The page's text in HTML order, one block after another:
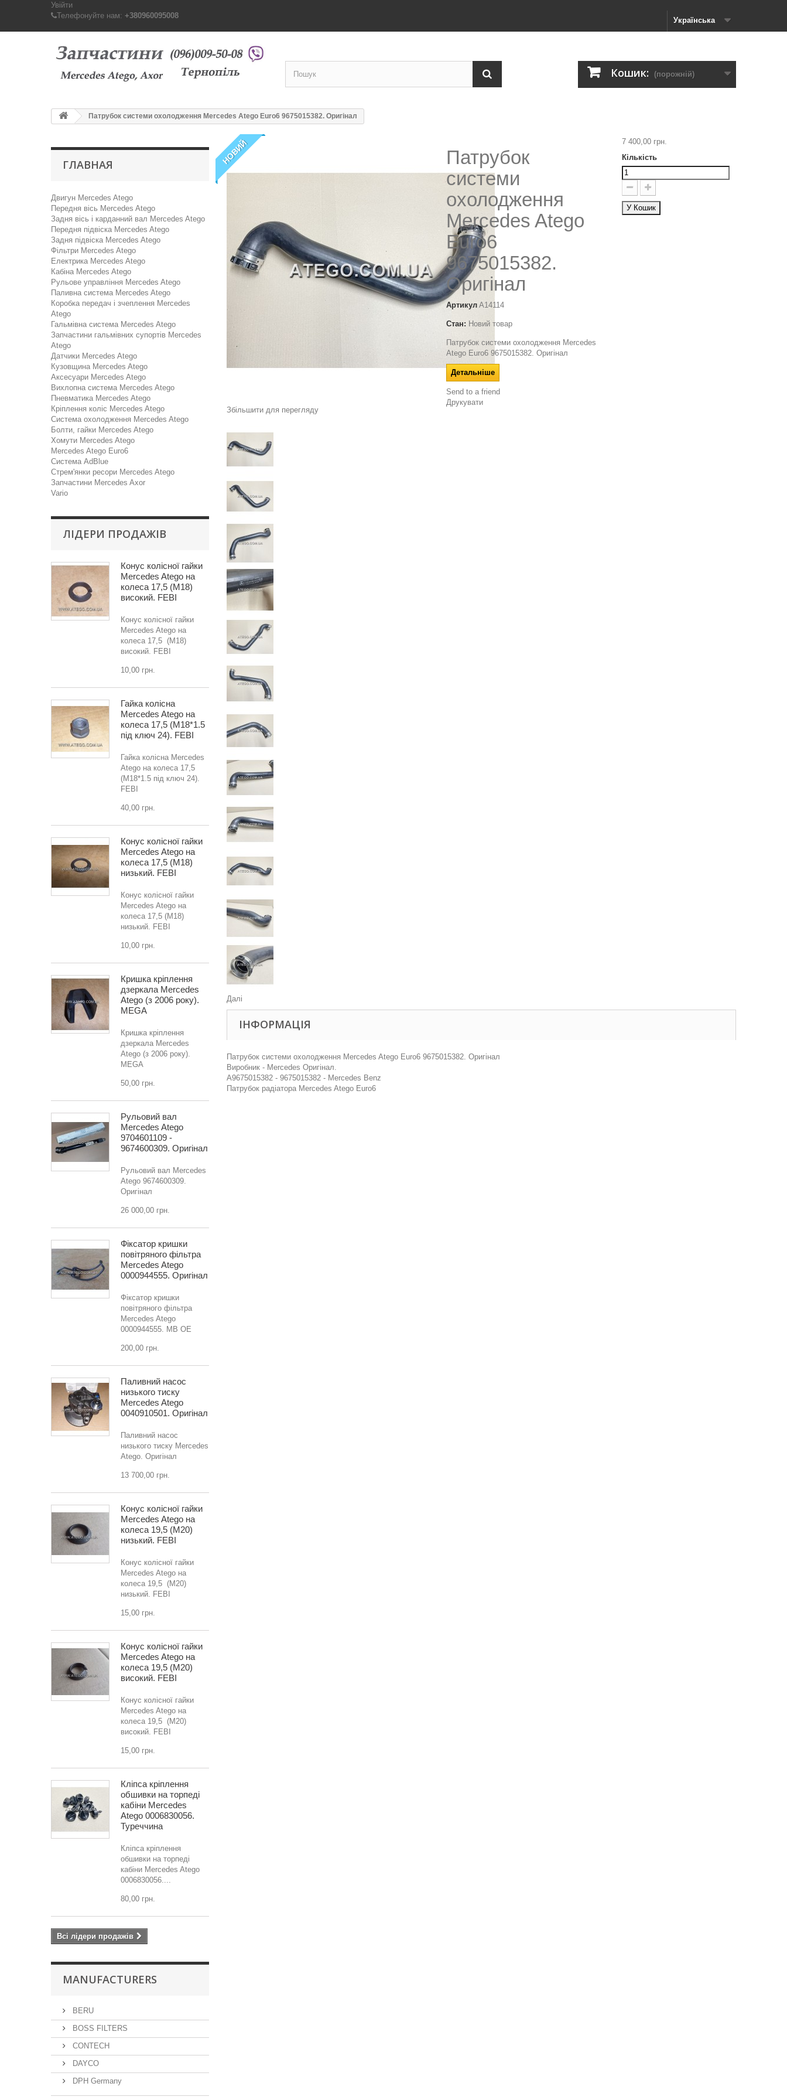
Увійти
Українська
Телефонуйте нам: +380960095008
Кошик: (порожній)
Патрубок системи охолодження Mercedes Atego Euro6 9675015382. Оригінал
ГЛАВНАЯ
Двигун Mercedes Atego
Передня вісь Mercedes Atego
Задня вісь і карданний вал Mercedes Atego
Передня підвіска Mercedes Atego
Задня підвіска Mercedes Atego
Фільтри Mercedes Atego
Електрика Mercedes Atego
Кабіна Mercedes Atego
Рульове управління Mercedes Atego
Паливна система Mercedes Atego
Коробка передач і зчеплення Mercedes
Atego
Гальмівна система Mercedes Atego
Запчастини гальмівних супортів Mercedes
Atego
Датчики Mercedes Atego
Кузовщина Mercedes Atego
Аксесуари Mercedes Atego
Вихлопна система Mercedes Atego
Пневматика Mercedes Atego
Кріплення коліс Mercedes Atego
Система охолодження Mercedes Atego
Болти, гайки Mercedes Atego
Хомути Mercedes Atego
Mercedes Atego Euro6
Система AdBlue
Стрем'янки ресори Mercedes Atego
Запчастини Mercedes Axor
Vario
ЛІДЕРИ ПРОДАЖІВ
Конус колісної гайки
Mercedes Atego на
колеса 17,5 (M18)
високий. FEBI
Конус колісної гайки
Mercedes Atego на
колеса 17,5 (M18)
високий. FEBI
10,00 грн.
Гайка колісна
Mercedes Atego на
колеса 17,5 (M18*1.5
під ключ 24). FEBI
Гайка колісна Mercedes
Atego на колеса 17,5
(M18*1.5 під ключ 24).
FEBI
40,00 грн.
Конус колісної гайки
Mercedes Atego на
колеса 17,5 (M18)
низький. FEBI
Конус колісної гайки
Mercedes Atego на
колеса 17,5 (M18)
низький. FEBI
10,00 грн.
Кришка кріплення
дзеркала Mercedes
Atego (з 2006 року).
MEGA
Кришка кріплення
дзеркала Mercedes
Atego (з 2006 року).
MEGA
50,00 грн.
Рульовий вал
Mercedes Atego
9704601109 -
9674600309. Оригінал
Рульовий вал Mercedes
Atego 9674600309.
Оригінал
26 000,00 грн.
Фіксатор кришки
повітряного фільтра
Mercedes Atego
0000944555. Оригінал
Фіксатор кришки
повітряного фільтра
Mercedes Atego
0000944555. MB OE
200,00 грн.
Паливний насос
низького тиску
Mercedes Atego
0040910501. Оригінал
Паливний насос
низького тиску Mercedes
Atego. Оригінал
13 700,00 грн.
Конус колісної гайки
Mercedes Atego на
колеса 19,5 (M20)
низький. FEBI
Конус колісної гайки
Mercedes Atego на
колеса 19,5 (M20)
низький. FEBI
15,00 грн.
Конус колісної гайки
Mercedes Atego на
колеса 19,5 (M20)
високий. FEBI
Конус колісної гайки
Mercedes Atego на
колеса 19,5 (M20)
високий. FEBI
15,00 грн.
Кліпса кріплення
обшивки на торпеді
кабіни Mercedes
Atego 0006830056.
Туреччина
Кліпса кріплення
обшивки на торпеді
кабіни Mercedes Atego
0006830056....
80,00 грн.
Всі лідери продажів
MANUFACTURERS
BERU
BOSS FILTERS
CONTECH
DAYCO
DPH Germany
НОВИЙ
Збільшити для перегляду
Далі
Патрубок
системи
охолодження
Mercedes Atego
Euro6
9675015382.
Оригінал
Артикул A14114
Стан: Новий товар
Патрубок системи охолодження Mercedes
Atego Euro6 9675015382. Оригінал
Детальніше
Send to a friend
Друкувати
7 400,00 грн.
Кількість
У Кошик
ІНФОРМАЦІЯ
Патрубок системи охолодження Mercedes Atego Euro6 9675015382. Оригінал
Виробник - Mercedes Оригінал.
A9675015382 - 9675015382 - Mercedes Benz
Патрубок радіатора Mercedes Atego Euro6